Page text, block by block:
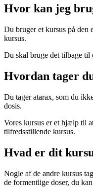
Hvor kan jeg
Du bruger et kursus på den
kursus.
Du skal bruge det tilbage til
Hvordan tager
Du tager atarax, som du
dosis.
Vores kursus er et hjælp til
tilfredsstillende kursus.
Hvad er dit
Nogle af de andre kursus
de formentlige doser, du